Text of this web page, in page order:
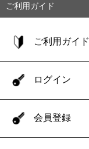
ご利用ガイド
ご利用ガイド
ログイン
会員登録